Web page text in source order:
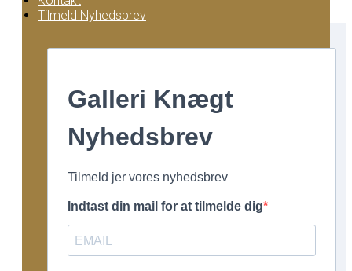
Tilmeld Nyhedsbrev
Galleri Knægt
Nyhedsbrev
Tilmeld jer vores nyhedsbrev
Indtast din mail for at tilmelde dig